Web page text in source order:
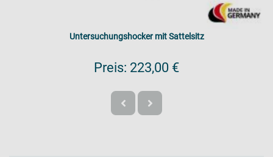
Untersuchungshocker mit Sattelsitz
Preis: 223,00 €